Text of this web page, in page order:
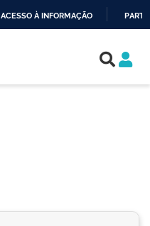
ACESSO À INFORMAÇÃO